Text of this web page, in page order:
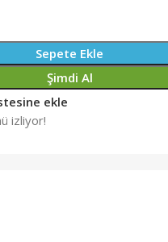
Sepete Ekle
Şimdi Al
ekle
izliyor!